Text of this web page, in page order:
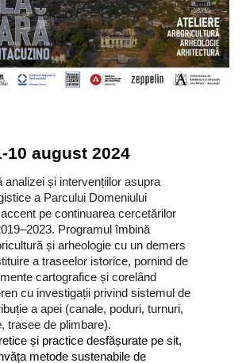
-10 august 2024
analizei și intervențiilor asupra
a Parcului Domeniului
pe continuarea cercetărilor
Programul îmbină
și arheologie cu un demers
a traseelor istorice, pornind de
cartografice și corelând
cu investigații privind sistemul de
a apei (canale, poduri, turnuri,
trasee de plimbare).
și practice desfășurate pe sit,
metode sustenabile de